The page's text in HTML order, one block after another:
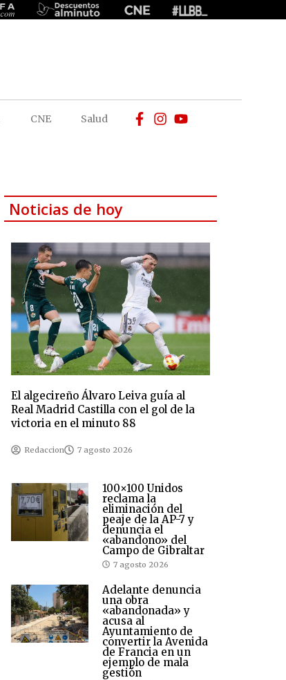
CNE Salud
Noticias de hoy
El algecireño Álvaro Leiva guía al
Real Madrid Castilla con el gol de la
victoria en el minuto 88
Redaccion 7 agosto 2026
100×100 Unidos
reclama la
eliminación del
peaje de la AP-7 y
denuncia el
«abandono» del
Campo de Gibraltar
7 agosto 2026
Adelante denuncia
una obra
«abandonada» y
acusa al
Ayuntamiento de
convertir la Avenida
de Francia en un
ejemplo de mala
gestión